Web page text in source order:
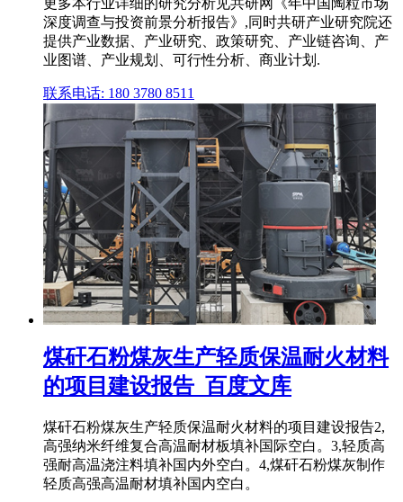
更多本行业详细的研究分析见共研网《年中国陶粒市场
深度调查与投资前景分析报告》,同时共研产业研究院还
提供产业数据、产业研究、政策研究、产业链咨询、产
业图谱、产业规划、可行性分析、商业计划.
联系电话: 180 3780 8511
煤矸石粉煤灰生产轻质保温耐火材料
的项目建设报告_百度文库
煤矸石粉煤灰生产轻质保温耐火材料的项目建设报告2,
高强纳米纤维复合高温耐材板填补国际空白。3,轻质高
强耐高温浇注料填补国内外空白。4,煤矸石粉煤灰制作
轻质高强高温耐材填补国内空白。